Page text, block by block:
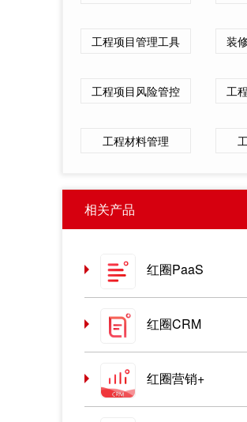
工程项目管理工具 装
工程项目风险管控 工
工程材料管理
相关产品
红圈PaaS
红圈CRM
红圈营销+